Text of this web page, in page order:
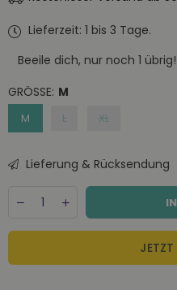
Lieferzeit: 1 bis 3 Tage.
Beeile dich, nur noch 1 übrig!
GRÖSSE: M
M L XL
Lieferung & Rücksendung
Decrease
for
Increase
quantity
for
JETZT